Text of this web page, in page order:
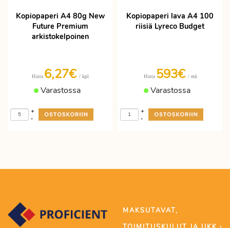
Kopiopaperi A4 80g New
Future Premium
arkistokelpoinen
Hinta 6,27€ / kpl
Varastossa
-
+
Kopiopaperi lava A4 100
riisiä Lyreco Budget
Hinta 593€ / erä
Varastossa
-
+
MAKSUTAVAT,